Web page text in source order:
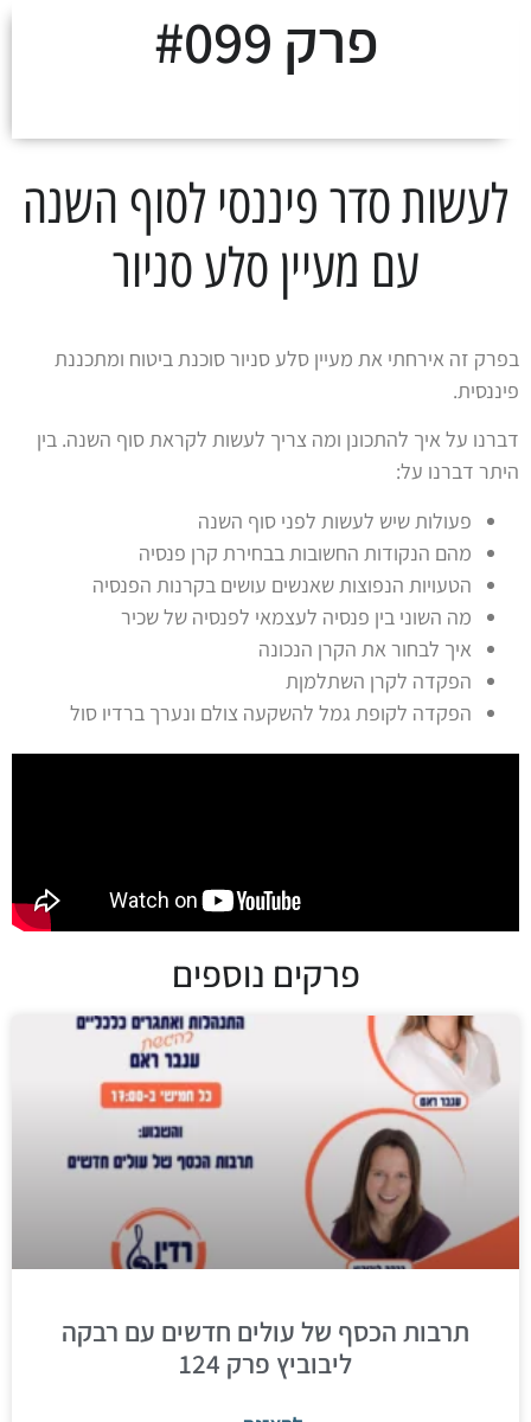
פרק #099
לעשות סדר פיננסי לסוף השנה
עם מעיין סלע סניור
בפרק זה אירחתי את מעיין סלע סניור סוכנת ביטוח ומתכננת
פיננסית.
דברנו על איך להתכונן ומה צריך לעשות לקראת סוף השנה. בין
היתר דברנו על:
פעולות שיש לעשות לפני סוף השנה
מהם הנקודות החשובות בבחירת קרן פנסיה
הטעויות הנפוצות שאנשים עושים בקרנות הפנסיה
מה השוני בין פנסיה לעצמאי לפנסיה של שכיר
איך לבחור את הקרן הנכונה
הפקדה לקרן השתלמןת
הפקדה לקופת גמל להשקעה צולם ונערך ברדיו סול
פרקים נוספים
תרבות הכסף של עולים חדשים עם רבקה
ליבוביץ פרק 124